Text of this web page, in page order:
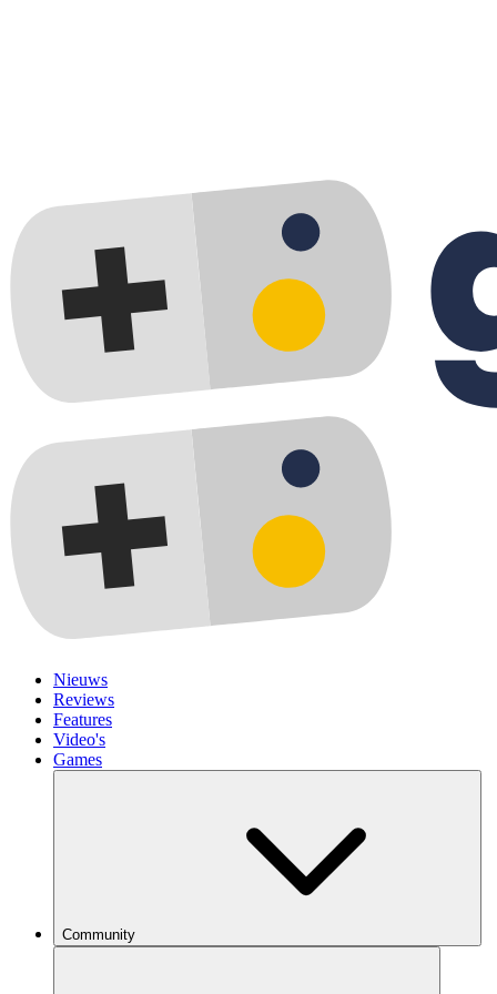
Nieuws
Reviews
Features
Video's
Games
Community